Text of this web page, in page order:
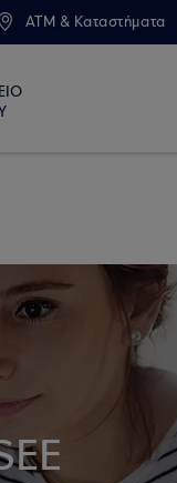
ATM & Καταστήματα